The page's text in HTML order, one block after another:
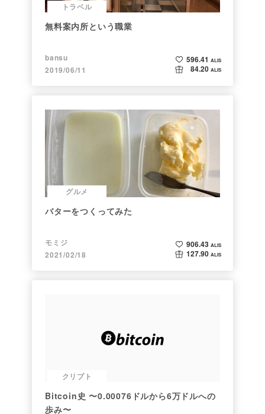
トラベル
無料案内所という職業
bansu
2019/06/11
596.41 ALIS
84.20 ALIS
グルメ
バターをつくってみた
モミジ
2021/02/18
906.43 ALIS
127.90 ALIS
クリプト
Bitcoin史 〜0.00076ドルから6万ドルへの
歩み〜